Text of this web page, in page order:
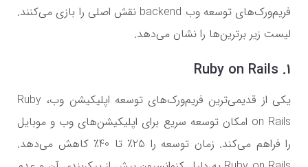
فریم‌ورک‌های توسعه وب backend نقش اصلی را بازی می‌کنند.
لیست زیر برترین‌ها را نشان می‌دهد.
1. Ruby on Rails
یکی از قدیمی‌ترین فریم‌ورک‌های توسعه اپلیکیشن وب، Ruby
on Rails امکان توسعه سریع برای اپلیکیشن‌های وب و موبایل
را فراهم می‌کند. زمان توسعه را 25٪ تا 40٪ کاهش می‌دهد.